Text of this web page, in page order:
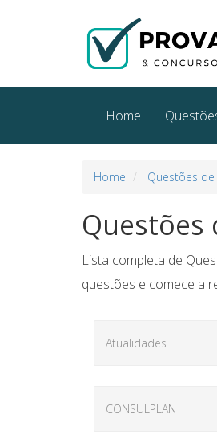
Home
Home Questões
Questões
Lista completa de
questões e comece a